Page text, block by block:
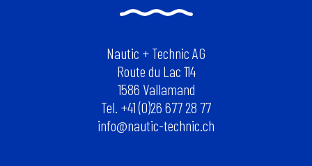
Nautic + Technic AG
Route du Lac 114
1586 Vallamand
Tel. +41 (0)26 677 28 77
info@nautic-technic.ch